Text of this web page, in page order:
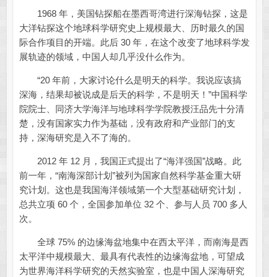
1968 年，美国钻探船在墨西哥湾进行深海钻探，这是
大洋钻探这个地球科学研究史上规模最大、历时最久的国
际合作项目的开端。此后 30 年，在这个改变了地球科学发
展轨迹的领域，中国人却几乎没什么作为。
“20 年前，大家讨论什么是明天的科学。我说应该搞
深海，结果却被说成是后天的科学，不是明天！”中国科学
院院士、同济大学海洋与地球科学学院教授汪品先十分清
楚，没有国家实力作为基础，没有政府和产业部门的支
持，深海研究是入不了海的。
2012 年 12 月，我国正式提出了“海洋强国”战略。此
前一年，“南海深部计划”被列为国家自然科学基金重大研
究计划。这也是我国海洋领域第一个大型基础研究计划，
总共立项 60 个，全国参加单位 32 个、参与人员 700 多人
次。
全球 75% 的边缘海盆地集中在西太平洋，而南海是西
太平洋中规模最大、最具有代表性的边缘海盆地，可望成
为世界海洋科学研究的天然实验室，也是中国人深海研究